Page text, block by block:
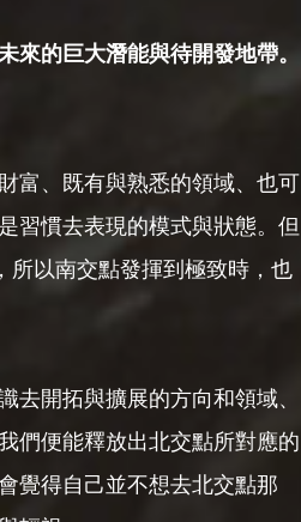
的巨大潛能與待開發地帶。
富、既有與熟悉的領域、也可
習慣去表現的模式與狀態。但
以南交點發揮到極致時，也
去開拓與擴展的方向和領域、
們便能釋放出北交點所對應的
覺得自己並不想去北交點那